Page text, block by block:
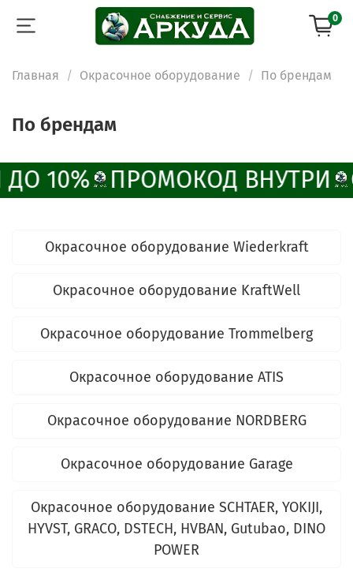
0
Главная Окрасочное оборудование По брендам
По брендам
10% ПРОМОКОД ВНУТРИ
Окрасочное оборудование Wiederkraft
Окрасочное оборудование KraftWell
Окрасочное оборудование Trommelberg
Окрасочное оборудование ATIS
Окрасочное оборудование NORDBERG
Окрасочное оборудование Garage
Окрасочное оборудование SCHTAER, YOKIJI,
HYVST, GRACO, DSTECH, HVBAN, Gutubao, DINO
POWER